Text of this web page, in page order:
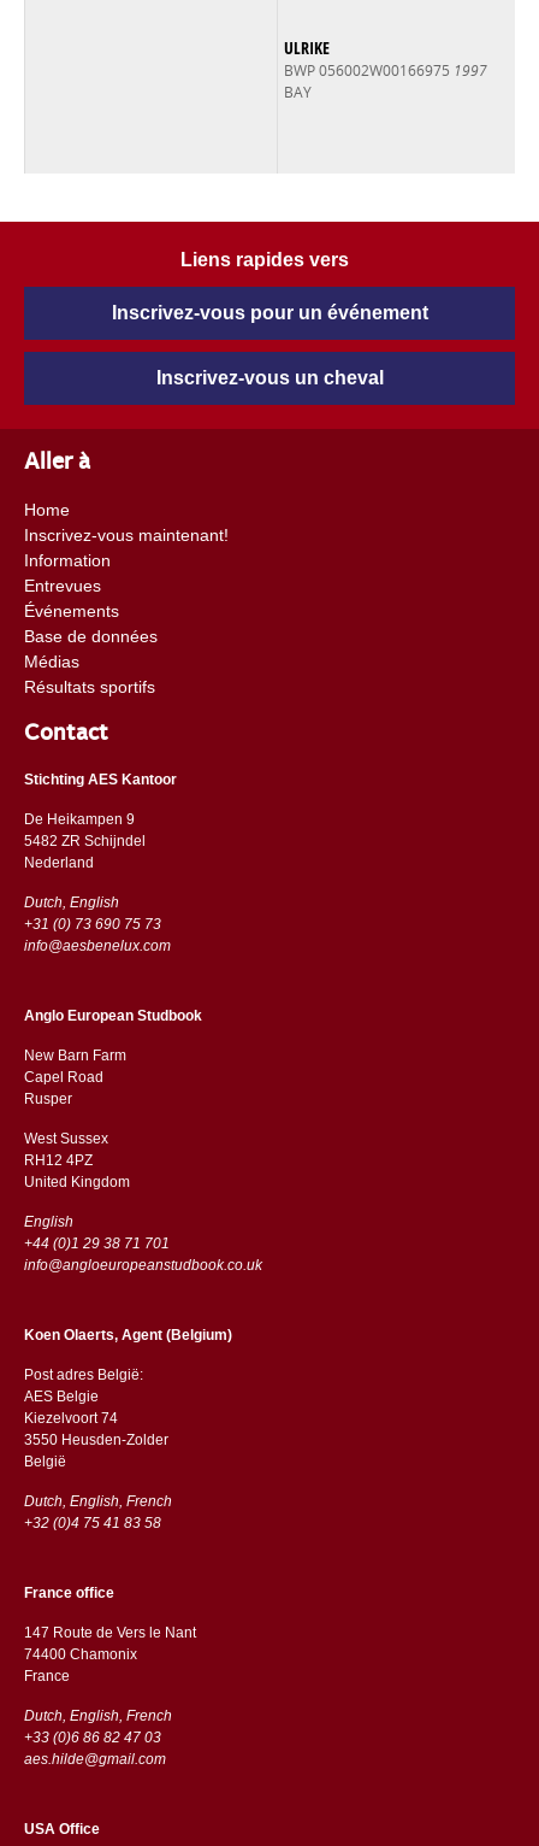
ULRIKE
BWP 056002W00166975 1997
BAY
Liens rapides vers
Inscrivez-vous pour un événement
Inscrivez-vous un cheval
Aller à
Home
Inscrivez-vous maintenant!
Information
Entrevues
Événements
Base de données
Médias
Résultats sportifs
Contact
Stichting AES Kantoor
De Heikampen 9
5482 ZR Schijndel
​​Nederland
Dutch, English
+31 (0) 73 690 75 73
info@aesbenelux.com
Anglo European Studbook
New Barn Farm
Capel Road
​​Rusper
West Sussex
RH12 4PZ
​​United Kingdom
English
+44 (0)1 29 38 71 701
info@angloeuropeanstudbook.co.uk
Koen Olaerts, Agent (Belgium)
Post adres België:
AES Belgie
Kiezelvoort 74
3550 Heusden-Zolder
België
Dutch, English, French
+32 (0)4 75 41 83 58
France office
147 Route de Vers le Nant
74400 Chamonix
France
Dutch, English, French
+33 (0)6 86 82 47 03
aes.hilde@gmail.com
USA Office